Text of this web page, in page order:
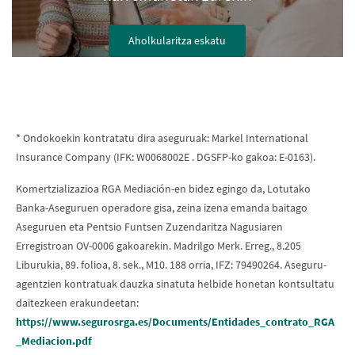
Aholkularitza eskatu
* Ondokoekin kontratatu dira aseguruak: Markel International
Insurance Company (IFK: W0068002E . DGSFP-ko gakoa: E-0163).
Komertzializazioa RGA Mediación-en bidez egingo da, Lotutako
Banka-Aseguruen operadore gisa, zeina izena emanda baitago
Aseguruen eta Pentsio Funtsen Zuzendaritza Nagusiaren
Erregistroan OV-0006 gakoarekin. Madrilgo Merk. Erreg., 8.205
Liburukia, 89. folioa, 8. sek., M10. 188 orria, IFZ: 79490264. Aseguru-
agentzien kontratuak dauzka sinatuta helbide honetan kontsultatu
daitezkeen erakundeetan:
https://www.segurosrga.es/Documents/Entidades_contrato_RGA
_Mediacion.pdf